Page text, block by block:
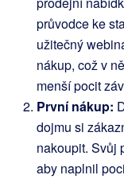
průvodce ke
užitečný
nákup, což v
menší pocit
První nákup:
dojmu si
nakoupit. Svůj
aby naplnil